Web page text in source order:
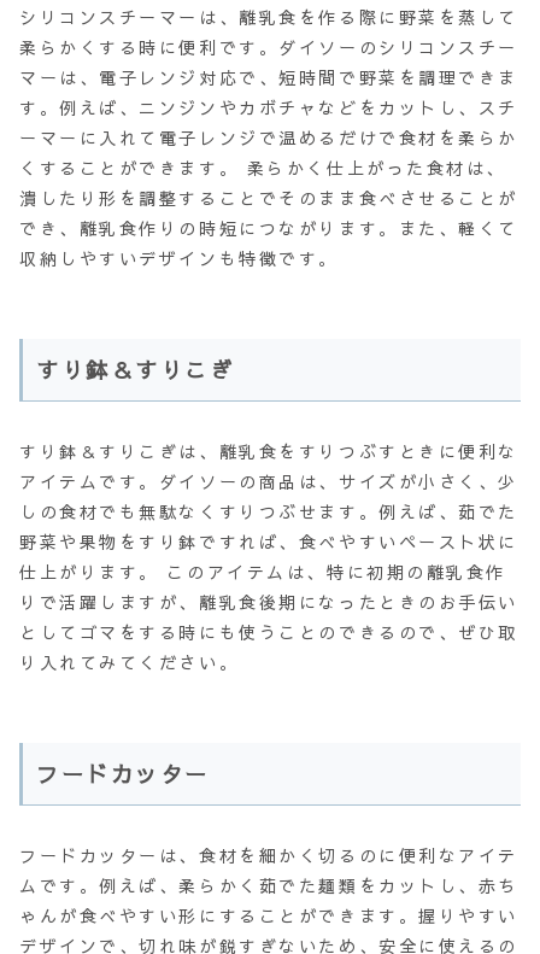
シリコンスチーマーは、離乳食を作る際に野菜を蒸して
柔らかくする時に便利です。ダイソーのシリコンスチー
マーは、電子レンジ対応で、短時間で野菜を調理できま
す。例えば、ニンジンやカボチャなどをカットし、スチ
ーマーに入れて電子レンジで温めるだけで食材を柔らか
くすることができます。 柔らかく仕上がった食材は、
潰したり形を調整することでそのまま食べさせることが
でき、離乳食作りの時短につながります。また、軽くて
収納しやすいデザインも特徴です。
すり鉢＆すりこぎ
すり鉢＆すりこぎは、離乳食をすりつぶすときに便利な
アイテムです。ダイソーの商品は、サイズが小さく、少
しの食材でも無駄なくすりつぶせます。例えば、茹でた
野菜や果物をすり鉢ですれば、食べやすいペースト状に
仕上がります。 このアイテムは、特に初期の離乳食作
りで活躍しますが、離乳食後期になったときのお手伝い
としてゴマをする時にも使うことのできるので、ぜひ取
り入れてみてください。
フードカッター
フードカッターは、食材を細かく切るのに便利なアイテ
ムです。例えば、柔らかく茹でた麺類をカットし、赤ち
ゃんが食べやすい形にすることができます。握りやすい
デザインで、切れ味が鋭すぎないため、安全に使えるの